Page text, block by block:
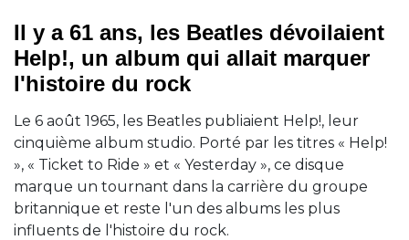
Il y a 61 ans, les Beatles dévoilaient
Help!, un album qui allait marquer
l'histoire du rock
Le 6 août 1965, les Beatles publiaient Help!, leur
cinquième album studio. Porté par les titres « Help!
», « Ticket to Ride » et « Yesterday », ce disque
marque un tournant dans la carrière du groupe
britannique et reste l'un des albums les plus
influents de l'histoire du rock.